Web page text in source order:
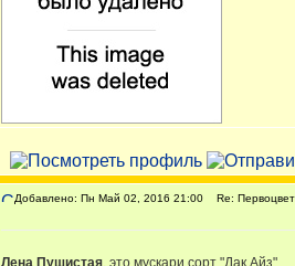
Добавлено: Пн Май 02, 2016 21:00 Re:
Лена Пушистая, это мускари сорт "Дак Айз"